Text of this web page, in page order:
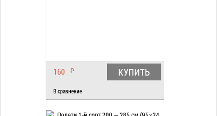
160 ₽ КУПИТЬ
В сравнение